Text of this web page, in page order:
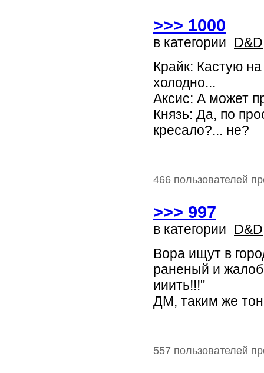
>>> 1000
в категории D&D
Крайк: Кастую
холодно...
Аксис: А может
Князь: Да, по
кресало?... не?
466 пользователей
>>> 997
в категории D&D
Вора ищут в
раненый и
ииить!!!"
ДМ, таким же
557 пользователей